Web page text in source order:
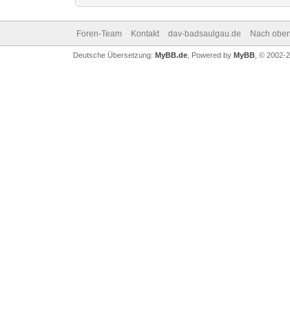
Foren-Team Kontakt dav-badsaulgau.de Nach oben
Deutsche Übersetzung: MyBB.de, Powered by MyBB, © 2002-